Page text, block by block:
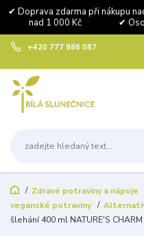
✔ Doprava zdarma při
nad 1 000 Kč ✔ Osobní
+420 777 986 087
Zdravé potraviny a nápoje
veganské potraviny
šlehání 400 ml NATURE'S CHARM